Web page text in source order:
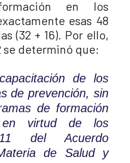
en los
esas 48
(32 + 16). Por ello,
se determinó que:
de los
de prevención, sin
de formación
en virtud de los
del Acuerdo
de Salud y